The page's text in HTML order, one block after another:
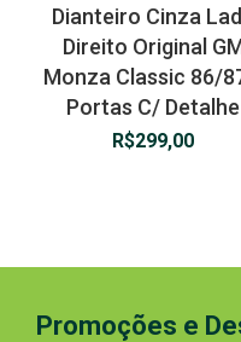
Dianteiro Cinza
Direito Original
Monza Classic 86/
Portas C/ Detalhe
R$299,00
Promoções e